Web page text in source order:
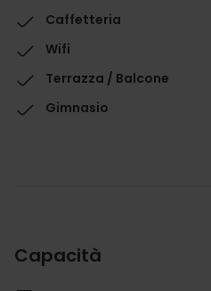
Caffetteria
Wifi
Terrazza / Balcone
Gimnasio
Capacità